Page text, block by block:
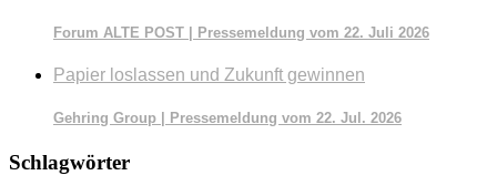
Forum ALTE POST | Pressemeldung vom 22. Juli 2026
Papier loslassen und Zukunft gewinnen
Gehring Group | Pressemeldung vom 22. Jul. 2026
Schlagwörter